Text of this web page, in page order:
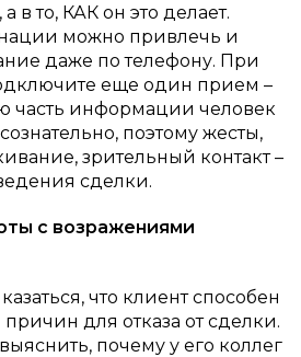
в то, КАК он это делает.
можно привлечь и
даже по телефону. При
еще один прием –
часть информации человек
поэтому жесты,
зрительный контакт –
сделки.
с возражениями
что клиент способен
для отказа от сделки.
почему у его коллег